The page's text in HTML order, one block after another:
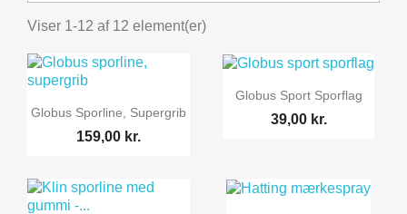
Viser 1-12 af 12 element(er)
Globus Sporline, Supergrib
159,00 kr.
Globus Sport Sporflag
39,00 kr.